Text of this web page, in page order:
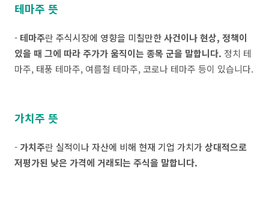
테마주 뜻
- 테마주란 주식시장에 영향을 미칠만한사건이나 현상, 정책이
있을 때 그에 따라 주가가 움직이는 종목 군을 말합니다. 정치 테
마주, 태풍 테마주, 여름철 테마주, 코로나 테마주 등이 있습니다.
가치주 뜻
-가치주란 실적이나 자산에 비해 현재 기업 가치가상대적으로
저평가된 낮은 가격에 거래되는 주식을 말합니다.